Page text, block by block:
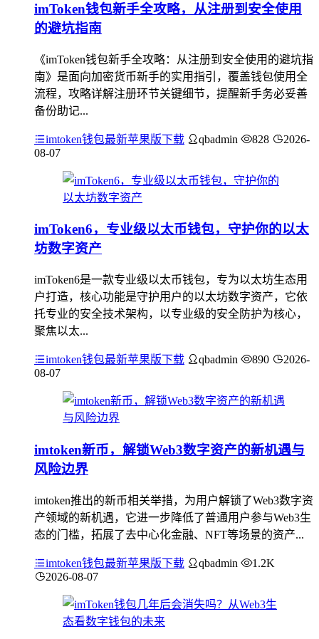
imToken钱包新手全攻略，从注册到安全使用
的避坑指南
《imToken钱包新手全攻略：从注册到安全使用的避坑指
南》是面向加密货币新手的实用指引，覆盖钱包使用全
流程，攻略详解注册环节关键细节，提醒新手务必妥善
备份助记...
imtoken钱包最新苹果版下载 qbadmin 828
2026-
08-07
imToken6，专业级以太币钱包，守护你的以太
坊数字资产
imToken6是一款专业级以太币钱包，专为以太坊生态用
户打造，核心功能是守护用户的以太坊数字资产，它依
托专业的安全技术架构，以专业级的安全防护为核心，
聚焦以太...
imtoken钱包最新苹果版下载 qbadmin 890
2026-
08-07
imtoken新币，解锁Web3数字资产的新机遇与
风险边界
imtoken推出的新币相关举措，为用户解锁了Web3数字资
产领域的新机遇，它进一步降低了普通用户参与Web3生
态的门槛，拓展了去中心化金融、NFT等场景的资产...
imtoken钱包最新苹果版下载 qbadmin
1.2K
2026-08-07